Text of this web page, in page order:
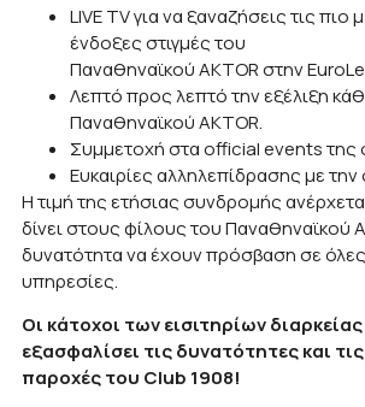
LIVE TV για να ξαναζήσεις τις πιο
ένδοξες στιγμές του
Παναθηναϊκού AKTOR στην
Λεπτό προς λεπτό την εξέλιξη
Παναθηναϊκού AKTOR.
Συμμετοχή στα official events της
Ευκαιρίες αλληλεπίδρασης με
Η τιμή της ετήσιας συνδρομής
δίνει στους φίλους του Παναθηναϊκού
δυνατότητα να έχουν πρόσβαση σε
υπηρεσίες.
Οι κάτοχοι των εισιτηρίων
εξασφαλίσει τις δυνατότητες και
παροχές του Club 1908!